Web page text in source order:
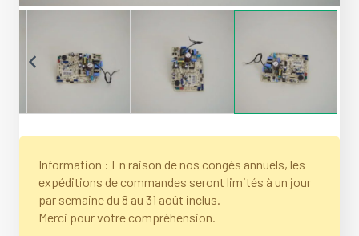
Information : En raison de nos congés annuels, les
expéditions de commandes seront limités à un jour
par semaine du 8 au 31 août inclus.
Merci pour votre compréhension.